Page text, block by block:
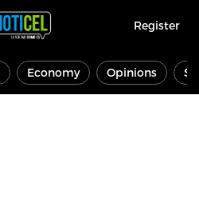
Register
Economy Opinions